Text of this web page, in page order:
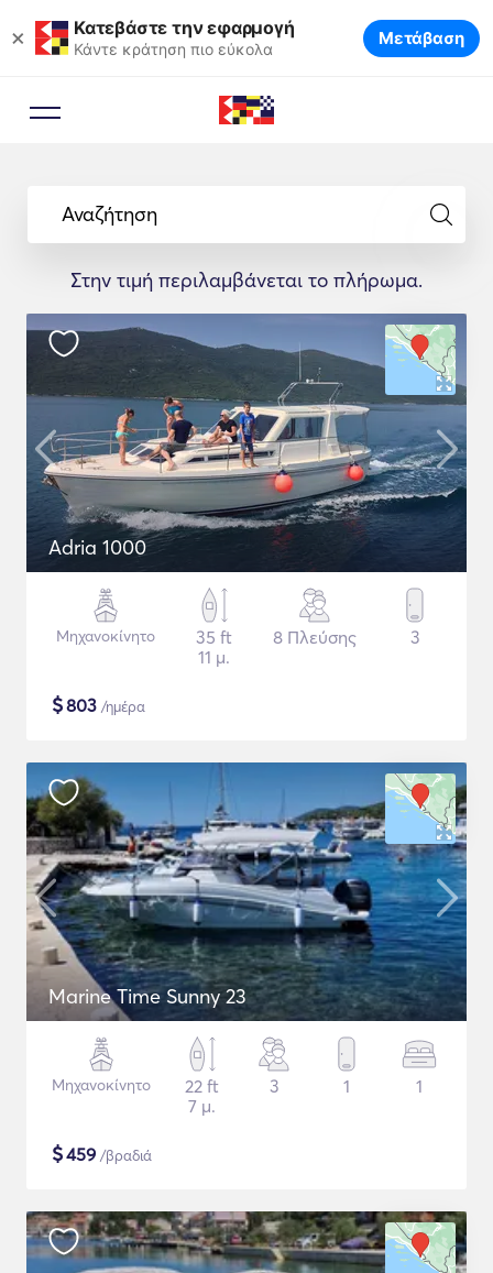
× Κατεβάστε την εφαρμογή
Κάντε κράτηση πιο εύκολα Μετάβαση
Αναζήτηση
Στην τιμή περιλαμβάνεται το πλήρωμα.
Adria 1000
Μηχανοκίνητο
35 ft
11 μ.
8 Πλεύσης 3
$803 /ημέρα
Marine Time Sunny 23
Μηχανοκίνητο
22 ft
7 μ.
3 1 1
$459 /βραδιά